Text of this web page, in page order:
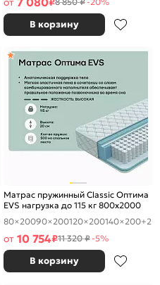
В корзину
Матрас пружинный Classic Оптима
EVS нагрузка до 115 кг 800x2000
80×20090×200120×200140×200+2
от 10 754₽11 320 ₽-5%
В корзину